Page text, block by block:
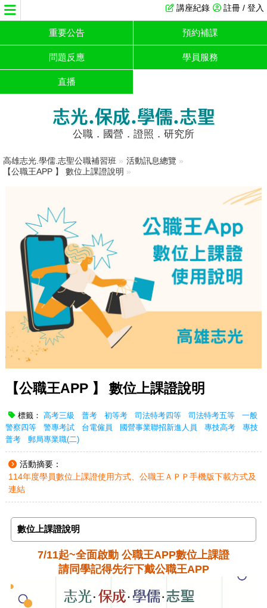
註冊 / 登入
講座紀錄
重要公告 預約補課
問題反應 學員服務
直播
志光.保成.學儒.志聖
公職．國營．證照．研究所
高雄志光.學儒.志聖公職補習班 » 活動訊息總覽 »
【公職王APP 】 數位上課證說明 »
【公職王APP 】 數位上課證說明
標籤： 高考三級 普考 初等考 司法特考四等 司法特考五等
一般
警察四等
警專考試 台電僱員 國營事業聯招新進人員 專技高考
專技
普考
郵局專業職(二)
活動摘要：
114年度學員數位上課證使用方式、公職王ＡＰＰ手機版下載方式及
連結
數位上課證說明
7/11起~全面啟動 公職王APP數位上課證
請同學記得先行下戴公職王APP